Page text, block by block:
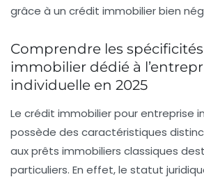
grâce à un crédit immobilier bien
Comprendre les
immobilier dédié à
individuelle en 2025
Le crédit immobilier pour entreprise
possède des caractéristiques
aux prêts immobiliers classiques
particuliers. En effet, le statut